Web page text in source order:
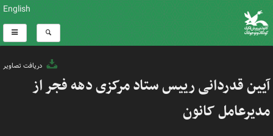
English
دریافت تصاویر
آیین قدردانی رییس ستاد مرکزی دهه فجر از
مدیرعامل کانون